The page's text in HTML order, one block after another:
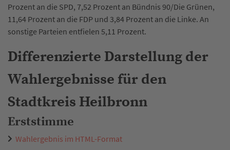
Prozent an die SPD, 7,52 Prozent an Bündnis 90/Die Grünen,
11,64 Prozent an die FDP und 3,84 Prozent an die Linke. An
sonstige Parteien entfielen 5,11 Prozent.
Differenzierte Darstellung der
Wahlergebnisse für den
Stadtkreis Heilbronn
Erststimme
Wahlergebnis im HTML-Format